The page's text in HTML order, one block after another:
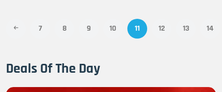
7 8 9 10 11 12 13 14
Deals Of The Day